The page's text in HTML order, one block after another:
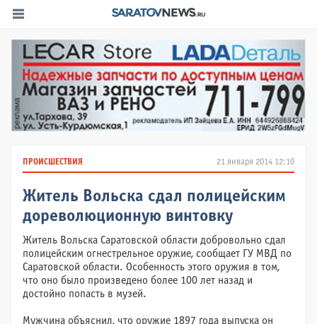
21 января 2014 12:10
ПРОИСШЕСТВИЯ
Житель Вольска сдал полицейским
дореволюционную винтовку
Житель Вольска Саратовской области добровольно сдал
полицейским огнестрельное оружие, сообщает ГУ МВД по
Саратовской области. Особенность этого оружия в том,
что оно было произведено более 100 лет назад и
достойно попасть в музей.
Мужчина объяснил, что оружие 1897 года выпуска он